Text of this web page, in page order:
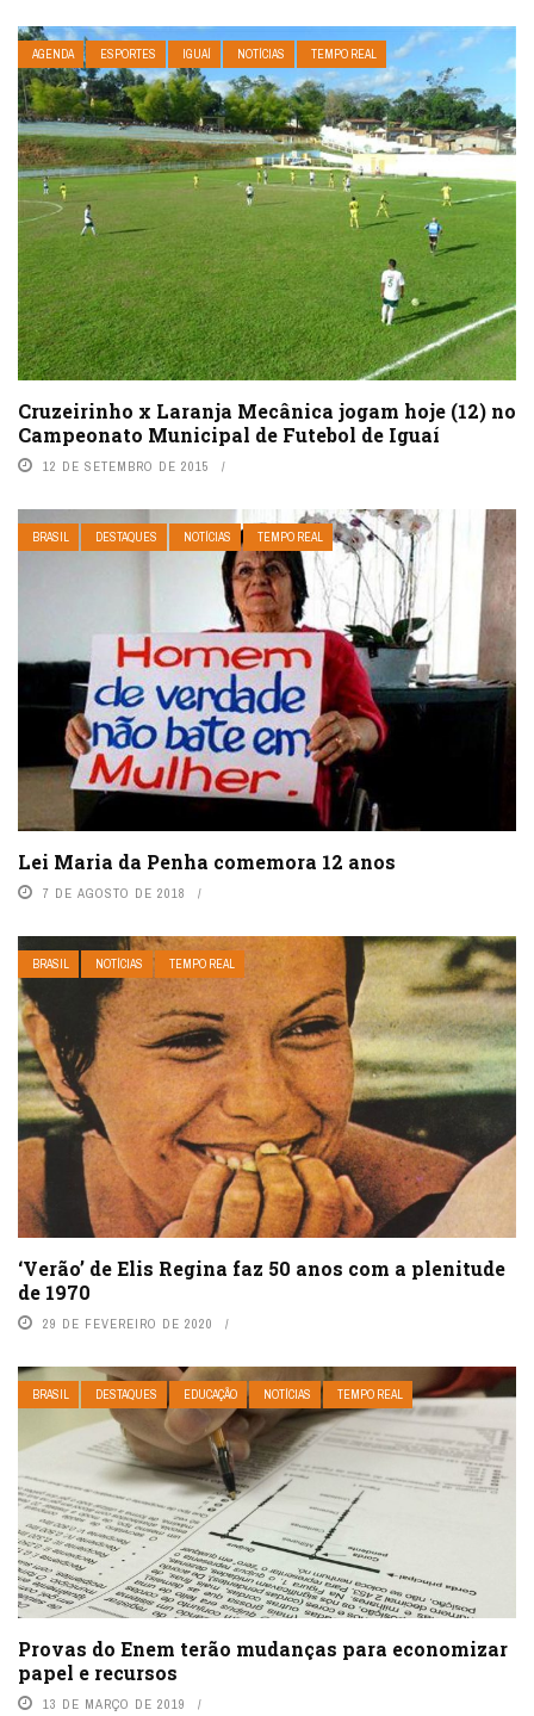
AGENDA ESPORTES IGUAÍ NOTÍCIAS TEMPO REAL
Cruzeirinho x Laranja Mecânica jogam hoje (12) no
Campeonato Municipal de Futebol de Iguaí
12 DE SETEMBRO DE 2015
BRASIL DESTAQUES NOTÍCIAS TEMPO REAL
Lei Maria da Penha comemora 12 anos
7 DE AGOSTO DE 2018
BRASIL NOTÍCIAS TEMPO REAL
‘Verão’ de Elis Regina faz 50 anos com a plenitude
de 1970
29 DE FEVEREIRO DE 2020
BRASIL DESTAQUES EDUCAÇÃO NOTÍCIAS TEMPO REAL
Provas do Enem terão mudanças para economizar
papel e recursos
13 DE MARÇO DE 2019